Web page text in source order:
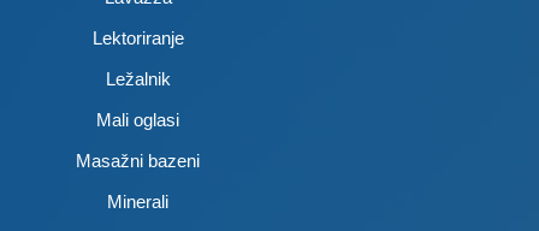
Lektoriranje
Ležalnik
Mali oglasi
Masažni bazeni
Minerali